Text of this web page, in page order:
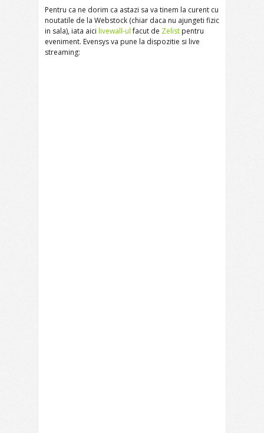
Pentru ca ne dorim ca astazi sa va tinem la curent cu
noutatile de la Webstock (chiar daca nu ajungeti fizic
in sala), iata aici livewall-ulfacut de Zelist pentru
eveniment. Evensys va pune la dispozitie si live
streaming: